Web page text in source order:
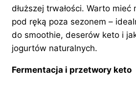
dłuższej trwałości. Warto mieć
pod ręką poza sezonem –
do smoothie, deserów keto i
jogurtów naturalnych.
Fermentacja i przetwory keto